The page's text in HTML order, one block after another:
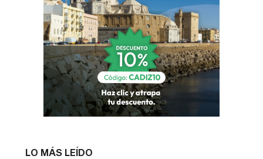
LO MÁS LEÍDO